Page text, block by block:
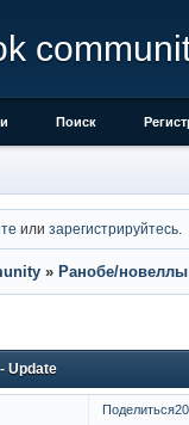
Поиск
илизарегистрируйтесь
» Ранобе/новеллы
Update
Поделиться